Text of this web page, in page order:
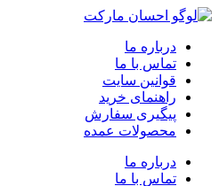
درباره ما
تماس با ما
قوانین سایت
راهنمای خرید
پیگیری سفارش
محصولات عمده
درباره ما
تماس با ما